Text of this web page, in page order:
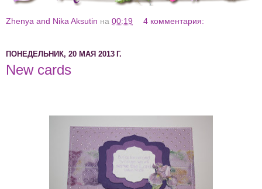
Zhenya and Nika Aksutin на 00:19 4 комментария:
ПОНЕДЕЛЬНИК, 20 МАЯ 2013 Г.
New cards